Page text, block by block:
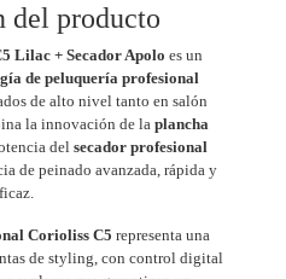
del producto
Lilac + Secador Apolo es un
de peluquería profesional
de alto nivel tanto en salón
la innovación de la plancha
delsecador profesional
de peinado avanzada, rápida y
Corioliss C5 representa una
de styling, con control digital